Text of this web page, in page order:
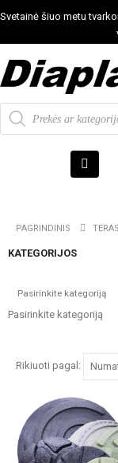
Svetainė šiuo metu
PAGRINDINIS
KATEGORIJOS
Pasirinkite kategoriją
Rikiuoti pagal: